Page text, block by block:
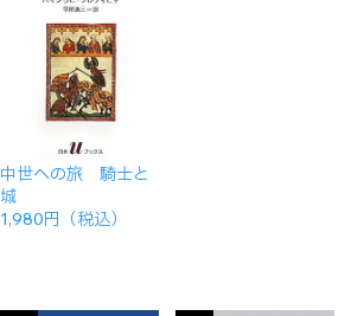
中世への旅 騎士と
城
1,980円（税込）